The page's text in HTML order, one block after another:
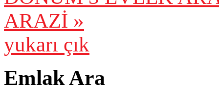
ARAZİ »
yukarı çık
Emlak Ara